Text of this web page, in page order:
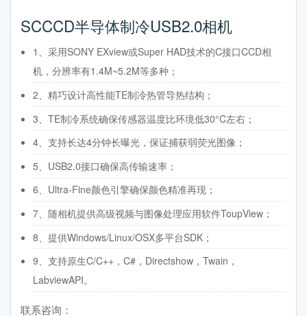
SCCCD半导体制冷USB2.0相机
1、采用SONY EXview或Super HAD技术的C接口CCD相
机，分辨率有1.4M~5.2M等多种；
2、精巧设计高性能TE制冷热管导热结构；
3、TE制冷系统确保传感器温度比环境低30°C左右；
4、支持长达4分钟长曝光，保证捕获弱荧光图像；
5、USB2.0接口确保高传输速率；
6、Ultra-Fine颜色引擎确保颜色精准再现；
7、随相机提供高级视频与图像处理应用软件ToupView；
8、提供Windows/Linux/OSX多平台SDK；
9、支持原生C/C++，C#，Directshow，Twain，
LabviewAPI。
联系咨询：